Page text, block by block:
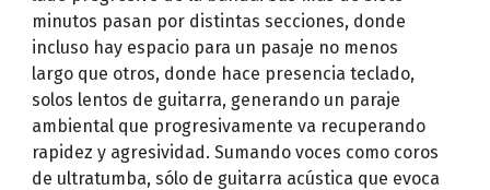
minutos pasan por distintas secciones, donde
incluso hay espacio para un pasaje no menos
largo que otros, donde hace presencia teclado,
solos lentos de guitarra, generando un paraje
ambiental que progresivamente va recuperando
rapidez y agresividad. Sumando voces como coros
de ultratumba, sólo de guitarra acústica que evoca